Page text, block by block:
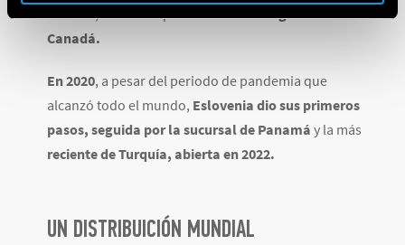
bálticos, mientras que en2019 se inauguró la de
Canadá.
En 2020, a pesar del periodo de pandemia que
alcanzó todo el mundo, Eslovenia dio sus primeros
pasos, seguida por la sucursal de Panamá y la más
reciente de Turquía, abierta en 2022.
UN DISTRIBUICIÓN MUNDIAL